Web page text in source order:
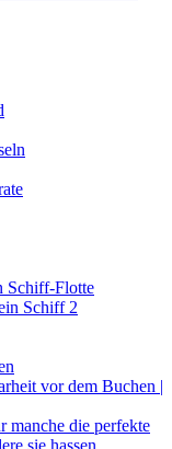
Schiff-Flotte
Schiff 2
vor dem Buchen |
manche die perfekte
sie hassen